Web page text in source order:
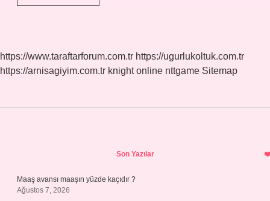
Sokaklar
https://www.taraftarforum.com.tr https://ugurlukoltuk.com.tr
https://arnisagiyim.com.tr knight online nttgame Sitemap
Son Yazılar
Maaş avansı maaşın yüzde kaçıdır ?
Ağustos 7, 2026